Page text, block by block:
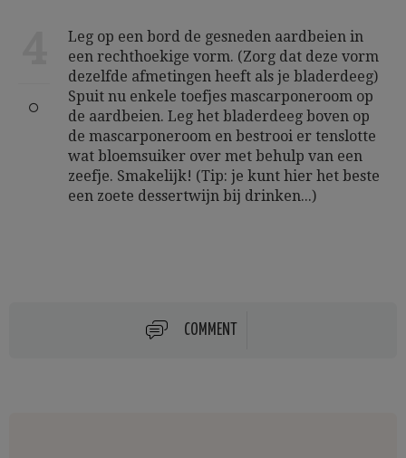
Leg op een bord de gesneden aardbeien in
een rechthoekige vorm. (Zorg dat deze vorm
dezelfde afmetingen heeft als je bladerdeeg)
Spuit nu enkele toefjes mascarponeroom op
de aardbeien. Leg het bladerdeeg boven op
de mascarponeroom en bestrooi er tenslotte
wat bloemsuiker over met behulp van een
zeefje. Smakelijk! (Tip: je kunt hier het beste
een zoete dessertwijn bij drinken...)
COMMENT